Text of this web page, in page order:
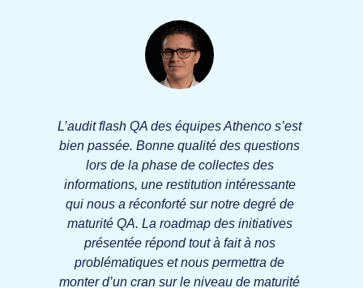
L’audit flash QA des équipes Athenco s’est
bien passée. Bonne qualité des questions
lors de la phase de collectes des
informations, une restitution intéressante
qui nous a réconforté sur notre degré de
maturité QA. La roadmap des initiatives
présentée répond tout à fait à nos
problématiques et nous permettra de
monter d’un cran sur le niveau de maturité